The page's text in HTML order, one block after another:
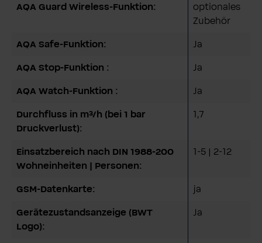
AQA Guard Wireless-Funktion:
optionales
Zubehör
AQA Safe-Funktion: Ja
AQA Stop-Funktion : Ja
AQA Watch-Funktion : Ja
Durchfluss in m³/h (bei 1 bar
Druckverlust):
1,7
Einsatzbereich nach DIN 1988-200
Wohneinheiten | Personen:
1-5 | 2-12
GSM-Datenkarte: ja
Gerätezustandsanzeige (BWT
Logo):
Ja